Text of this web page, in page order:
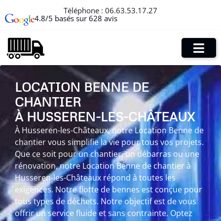
Téléphone : 06.63.53.17.27
4.8/5 basés sur 628 avis
LOCATION BENNE DE
CHANTIER
À HUSSEREN-LES-CHÂTEAUX
À Husseren-les-Châteaux, notre Location Benne de
chantier vous simplifie la vie pour tous vos projets.
Que ce soit pour un chantier, un débarras ou une
rénovation, notre Location Benne de chantier à
Husseren-les-Châteaux répond à toutes les
exigences. Notre flotte de bennes est conçue pour
tous types de déchets. Notre objectif est de vous
offrir un service fluide et sans contrainte. Optez